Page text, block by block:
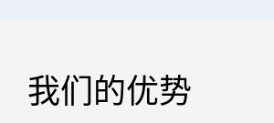
我们的优势